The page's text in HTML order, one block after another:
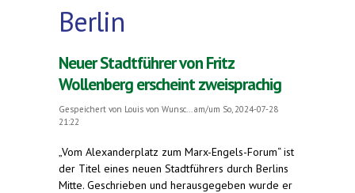
Berlin
Neuer Stadtführer von Fritz
Wollenberg erscheint zweisprachig
Gespeichert von Louis von Wunsc...
am/um So, 2024-07-28
21:22
„Vom Alexanderplatz zum Marx-Engels-Forum“ ist
der Titel eines neuen Stadtführers durch Berlins
Mitte. Geschrieben und herausgegeben wurde er